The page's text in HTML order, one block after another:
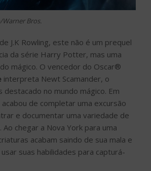
Warner Bros.
J.K Rowling, este não é um prequel
da série Harry Potter, mas uma
mágico. O vencedor do Oscar®
interpreta Newt Scamander, o
destacado no mundo mágico. Em
de completar uma excursão
e documentar uma variedade de
Ao chegar a Nova York para uma
acabam saindo de sua mala e
suas habilidades para capturá-